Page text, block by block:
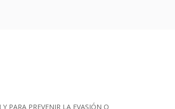
PARA PREVENIR LA EVASIÓN O